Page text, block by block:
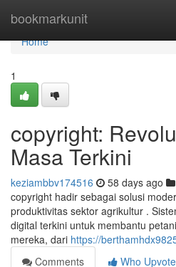
bookmarkunit
Home
Home
1
copyright:
Masa Terkini
keziambbv174516 58 days ago
copyright hadir sebagai solusi
produktivitas sektor agrikultur .
digital terkini untuk membantu
mereka, dari https://
Comments
Who